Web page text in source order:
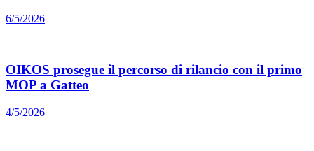
6/5/2026
OIKOS prosegue il percorso di rilancio con il primo
MOP a Gatteo
4/5/2026